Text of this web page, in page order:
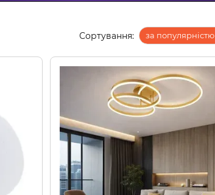
Сортування: за популярністю